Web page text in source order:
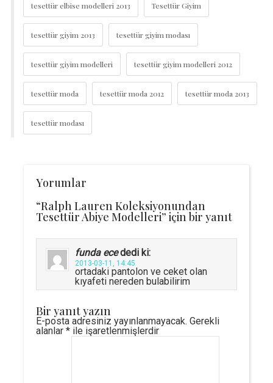
tesettür elbise modelleri 2013 Tesettür Giyim
tesettür giyim 2013 tesettür giyim modası
tesettür giyim modelleri tesettür giyim modelleri 2012
tesettür moda tesettür moda 2012 tesettür moda 2013
tesettür modası
Yorumlar
“Ralph Lauren Koleksiyonundan
Tesettür Abiye Modelleri” için bir yanıt
funda ece dedi ki:
2013-03-11, 14:45
ortadaki pantolon ve ceket olan
kıyafeti nereden bulabilirim
Bir yanıt yazın
E-posta adresiniz yayınlanmayacak. Gerekli
alanlar *ile işaretlenmişlerdir